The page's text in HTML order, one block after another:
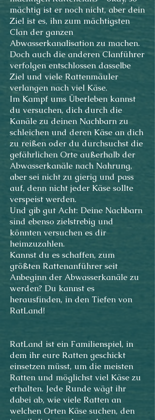
mächtig ist er noch nicht, aber dein
Ziel ist es, ihn zum mächtigsten
Clan der ganzen
Abwasserkanalisation zu machen.
Doch auch die anderen Clanführer
verfolgen entschlossen dasselbe
Ziel und viele Rattenmäuler
verlangen nach viel Käse.
Im Kampf ums Überleben kannst
du versuchen, dich durch die
Kanäle zu deinen Nachbarn zu
schleichen und deren Käse an dich
zu reißen oder du durchsuchst die
gefährlichen Orte außerhalb der
Abwasserkanäle nach Nahrung,
aber sei nicht zu gierig und pass
auf, denn nicht jeder Käse sollte
verspeist werden.
Und gib gut Acht: Deine Nachbarn
sind ebenso zielstrebig und
könnten versuchen es dir
heimzuzahlen.
Kannst du es schaffen, zum
größten Rattenanführer seit
Anbeginn der Abwasserkanäle zu
werden? Du kannst es
herausfinden, in den Tiefen von
RatLand!
RatLand ist ein Familienspiel, in
dem ihr eure Ratten geschickt
einsetzen müsst, um die meisten
Ratten und möglichst viel Käse zu
erhalten. Jede Runde wägt ihr
dabei ab, wie viele Ratten an
welchen Orten Käse suchen, den